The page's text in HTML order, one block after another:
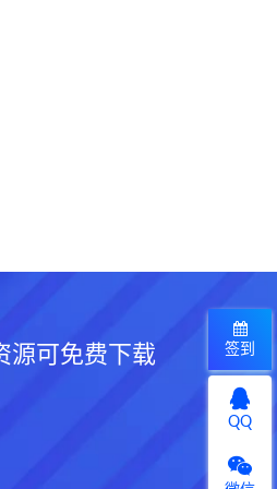
源可免费下载 签到
QQ